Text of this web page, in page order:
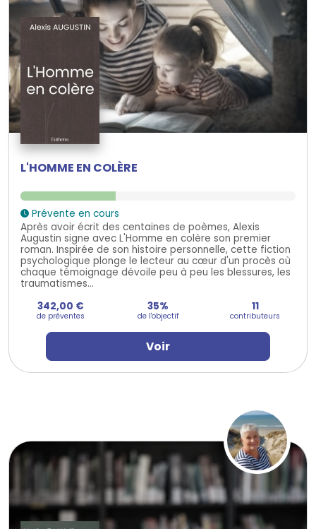
L'HOMME EN COLÈRE
Prévente en cours
Après avoir écrit des centaines de poèmes, Alexis
Augustin signe avec L'Homme en colère son premier
roman. Inspirée de son histoire personnelle, cette fiction
psychologique plonge le lecteur au cœur d'un procès où
chaque témoignage dévoile peu à peu les blessures, les
traumatismes...
342,00 €
de préventes
35%
de l'objectif
11
contributeurs
Voir